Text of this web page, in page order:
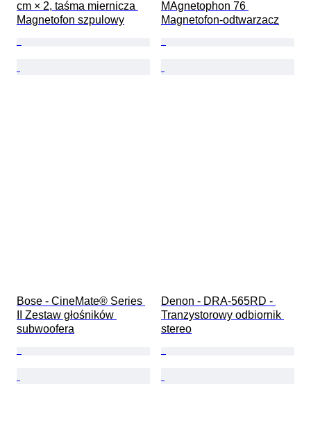
cm × 2, taśma miernicza
Magnetofon szpulowy
MAgnetophon 76
Magnetofon-odtwarzacz
Bose - CineMate® Series
II Zestaw głośników
subwoofera
Denon - DRA-565RD -
Tranzystorowy odbiornik
stereo